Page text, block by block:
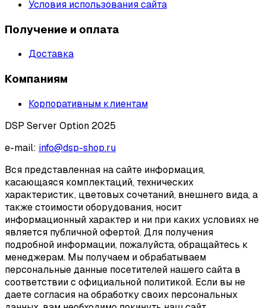
Условия использования сайта
Получение и оплата
Доставка
Компаниям
Корпоративным клиентам
DSP Server Option 2025
e-mail: info@dsp-shop.ru
Вся представленная на сайте информация,
касающаяся комплектаций, технических
характеристик, цветовых сочетаний, внешнего вида, а
также стоимости оборудования, носит
информационный характер и ни при каких условиях не
является публичной офертой. Для получения
подробной информации, пожалуйста, обращайтесь к
менеджерам. Мы получаем и обрабатываем
персональные данные посетителей нашего сайта в
соответствии с официальной политикой. Если вы не
даете согласия на обработку своих персональных